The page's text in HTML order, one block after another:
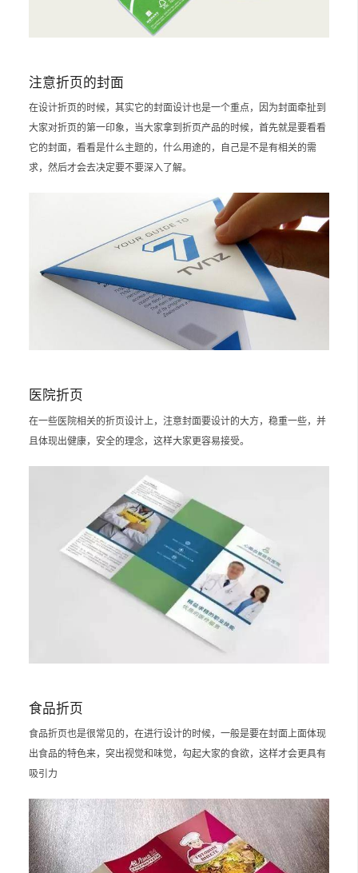
注意折页的封面
在设计折页的时候，其实它的封面设计也是一个重点，因为封面牵扯到
大家对折页的第一印象，当大家拿到折页产品的时候，首先就是要看看
它的封面，看看是什么主题的，什么用途的，自己是不是有相关的需
求，然后才会去决定要不要深入了解。
医院折页
在一些医院相关的折页设计上，注意封面要设计的大方，稳重一些，并
且体现出健康，安全的理念，这样大家更容易接受。
食品折页
食品折页也是很常见的，在进行设计的时候，一般是要在封面上面体现
出食品的特色来，突出视觉和味觉，勾起大家的食欲，这样才会更具有
吸引力